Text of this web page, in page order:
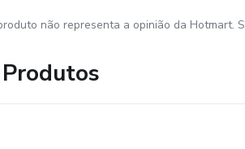
não representa a opinião da Hotmart.